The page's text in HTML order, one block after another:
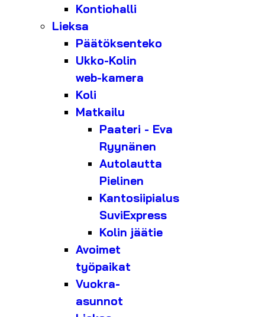
Kontiohalli
Lieksa
Päätöksenteko
Ukko-Kolin
web-kamera
Koli
Matkailu
Paateri - Eva
Ryynänen
Autolautta
Pielinen
Kantosiipialus
SuviExpress
Kolin jäätie
Avoimet
työpaikat
Vuokra-
asunnot